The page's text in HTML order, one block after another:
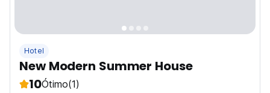
Hotel
New Modern Summer House
10Ótimo(1)